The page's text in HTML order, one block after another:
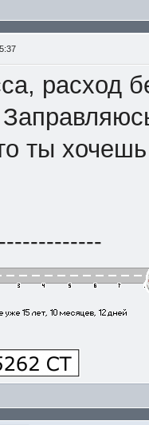
расход
ты